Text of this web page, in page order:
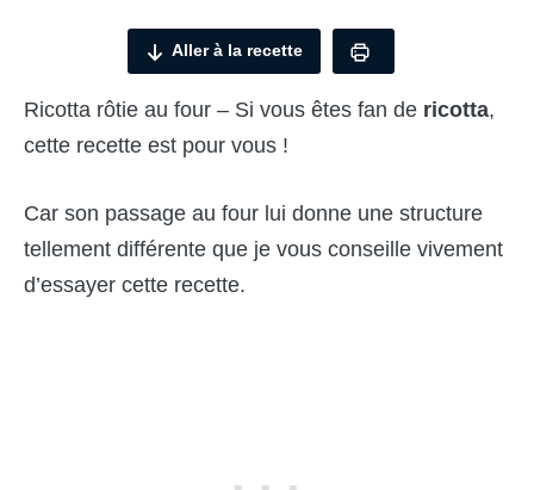
Aller à la recette
Ricotta rôtie au four – Si vous êtes fan de ricotta,
cette recette est pour vous !
Car son passage au four lui donne une structure
tellement différente que je vous conseille vivement
d’essayer cette recette.